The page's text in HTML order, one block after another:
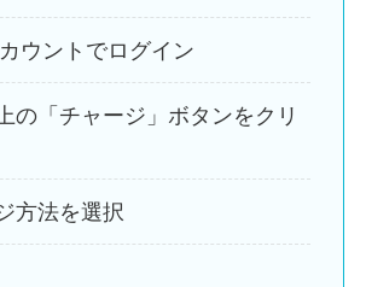
ウントでログイン
の「チャージ」ボタンをクリ
方法を選択